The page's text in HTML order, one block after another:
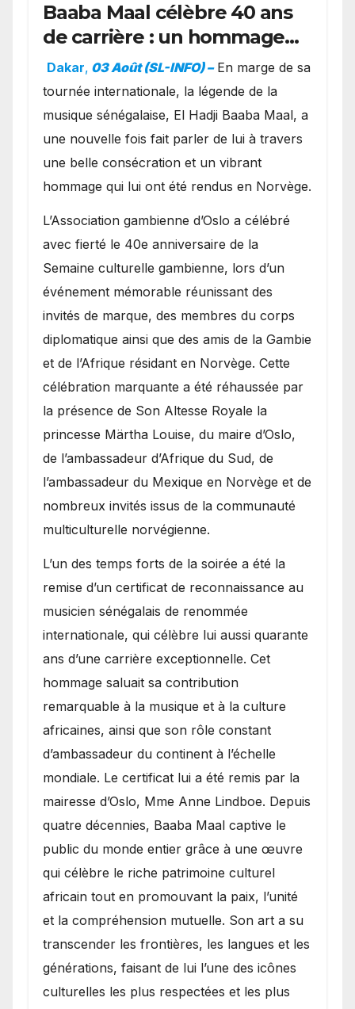
Baaba Maal célèbre 40 ans
de carrière : un hommage
exceptionnel à Oslo en
présence de la famille
royale.
Dakar, 03 Août (SL-INFO) – ​En marge de sa
tournée internationale, la légende de la
musique sénégalaise, El Hadji Baaba Maal, a
une nouvelle fois fait parler de lui à travers
une belle consécration et un vibrant
hommage qui lui ont été rendus en Norvège.
​L’Association gambienne d’Oslo a célébré
avec fierté le 40e anniversaire de la
Semaine culturelle gambienne, lors d’un
événement mémorable réunissant des
invités de marque, des membres du corps
diplomatique ainsi que des amis de la Gambie
et de l’Afrique résidant en Norvège. Cette
célébration marquante a été réhaussée par
la présence de Son Altesse Royale la
princesse Märtha Louise, du maire d’Oslo,
de l’ambassadeur d’Afrique du Sud, de
l’ambassadeur du Mexique en Norvège et de
nombreux invités issus de la communauté
multiculturelle norvégienne.
​L’un des temps forts de la soirée a été la
remise d’un certificat de reconnaissance au
musicien sénégalais de renommée
internationale, qui célèbre lui aussi quarante
ans d’une carrière exceptionnelle. Cet
hommage saluait sa contribution
remarquable à la musique et à la culture
africaines, ainsi que son rôle constant
d’ambassadeur du continent à l’échelle
mondiale. Le certificat lui a été remis par la
mairesse d’Oslo, Mme Anne Lindboe. Depuis
quatre décennies, Baaba Maal captive le
public du monde entier grâce à une œuvre
qui célèbre le riche patrimoine culturel
africain tout en promouvant la paix, l’unité
et la compréhension mutuelle. Son art a su
transcender les frontières, les langues et les
générations, faisant de lui l’une des icônes
culturelles les plus respectées et les plus